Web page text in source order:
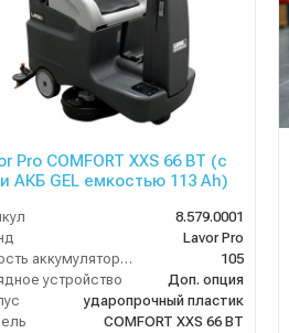
Pro COMFORT XXS 66 BT (с
АКБ GEL емкостью 113 Ah)
8.579.0001
Lavor Pro
Ёмкость аккумулятора (Ач)
105
устройство
Доп. опция
ударопрочный пластик
COMFORT XXS 66 BT